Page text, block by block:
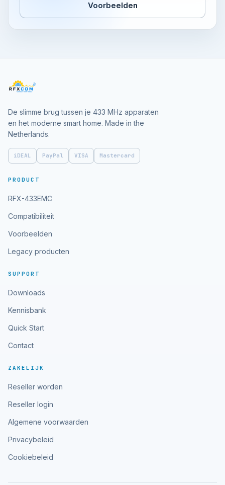
Voorbeelden
De slimme brug tussen je 433 MHz apparaten
en het moderne smart home. Made in the
Netherlands.
iDEAL PayPal VISA Mastercard
PRODUCT
RFX-433EMC
Compatibiliteit
Voorbeelden
Legacy producten
SUPPORT
Downloads
Kennisbank
Quick Start
Contact
ZAKELIJK
Reseller worden
Reseller login
Algemene voorwaarden
Privacybeleid
Cookiebeleid